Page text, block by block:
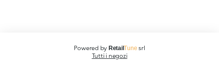
Powered by RetailTune srl
Tutti i negozi